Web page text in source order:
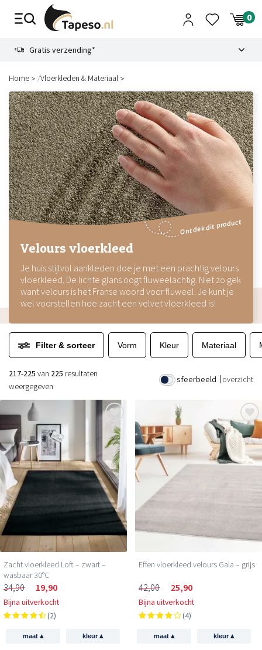
Gratis verzending*
Home /Vloerkleden & Materiaal
Velours vloerkleed
Je huis stijlvol aankleden doe je met een prachtig velours
vloerkleed. De lichte glans oogt fluweelachtig. Niet zo gek
want velours is het Franse woord voor fluweel. Je kunt je
wel voorstellen hoe zacht een velvet vloerkleed is!
Ontdek dit product
Filter & sorteer Vorm Kleur Materiaal
sfeerbeeld overzicht
217-225 van 225 resultaten
weergegeven
Zacht vloerkleed Loft – zwart –
wasbaar 30°C
34,90 19,90
Bijna uitverkocht
(2)
maat ▴ kleur▴
Effen vloerkleed velours Gala – grijs
42,00 25,90
Bijna uitverkocht
(4)
maat ▴ kleur▴